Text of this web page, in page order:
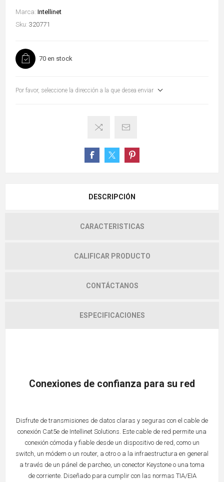
Marca: Intellinet
Sku: 320771
70 en stock
Por favor, seleccione la dirección a la que desea enviar
DESCRIPCIÓN
CARACTERISTICAS
CALIFICAR PRODUCTO
CONTÁCTANOS
ESPECIFICACIONES
Conexiones de confianza para su red
Disfrute de transmisiones de datos claras y seguras con el cable de
conexión Cat5e de Intellinet Solutions. Este cable de red permite una
conexión cómoda y fiable desde un dispositivo de red, como un
switch, un módem o un router, a otro o a la infraestructura en general
a través de un pánel de parcheo, un conector Keystone o una toma
de corriente. Diseñado para cumplir con las normas TIA/EIA